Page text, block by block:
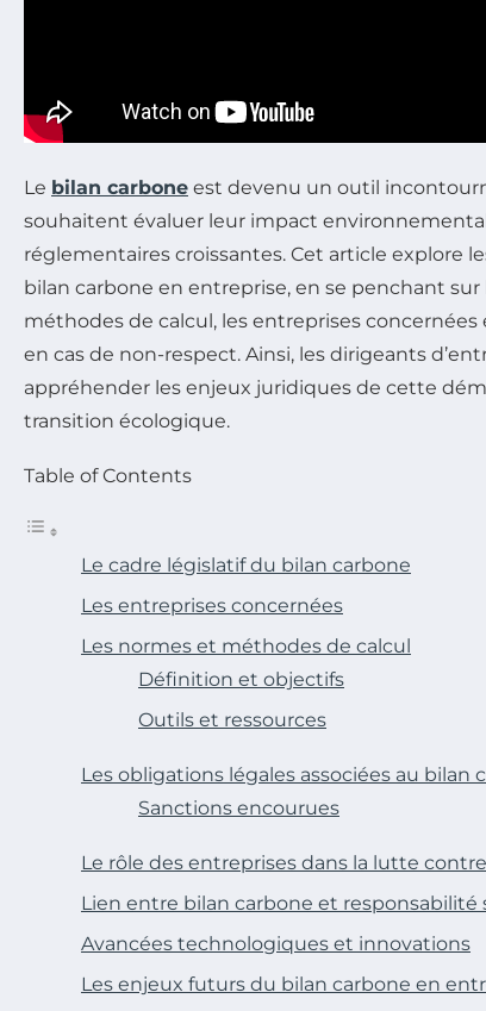
Le bilan carbone est devenu un outil
souhaitent évaluer leur impact
réglementaires croissantes. Cet article explore
bilan carbone en entreprise, en se penchant sur
méthodes de calcul, les entreprises
en cas de non-respect. Ainsi, les dirigeants
appréhender les enjeux juridiques de cette
transition écologique.
Table of Contents
Le cadre législatif du bilan carbone
Les entreprises concernées
Les normes et méthodes de calcul
Définition et objectifs
Outils et ressources
Les obligations légales associées au bilan
Sanctions encourues
Le rôle des entreprises dans la lutte
Lien entre bilan carbone et responsabilité
Avancées technologiques et innovations
Les enjeux futurs du bilan carbone en